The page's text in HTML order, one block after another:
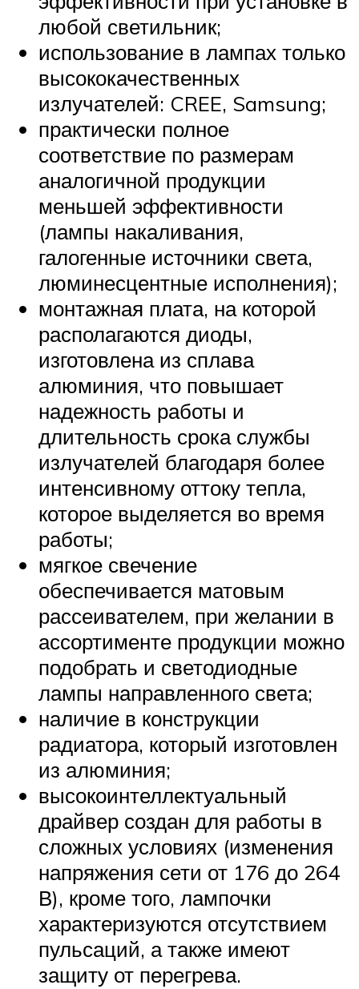
любой светильник;
использование в лампах только
высококачественных
излучателей: CREE, Samsung;
практически полное
соответствие по размерам
аналогичной продукции
меньшей эффективности
(лампы накаливания,
галогенные источники света,
люминесцентные исполнения);
монтажная плата, на которой
располагаются диоды,
изготовлена из сплава
алюминия, что повышает
надежность работы и
длительность срока службы
излучателей благодаря более
интенсивному оттоку тепла,
которое выделяется во время
работы;
мягкое свечение
обеспечивается матовым
рассеивателем, при желании в
ассортименте продукции можно
подобрать и светодиодные
лампы направленного света;
наличие в конструкции
радиатора, который изготовлен
из алюминия;
высокоинтеллектуальный
драйвер создан для работы в
сложных условиях (изменения
напряжения сети от 176 до 264
В), кроме того, лампочки
характеризуются отсутствием
пульсаций, а также имеют
защиту от перегрева.